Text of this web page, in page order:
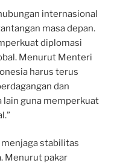
internasional
masa depan.
diplomasi
Menurut Menteri
harus terus
dan
lain guna memperkuat
stabilitas
Menurut pakar